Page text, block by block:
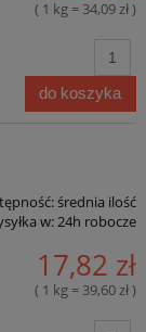
( 1 kg = 34,09 zł )
do koszyka
średnia ilość
w:24h robocze
17,82 zł
( 1 kg = 39,60 zł )